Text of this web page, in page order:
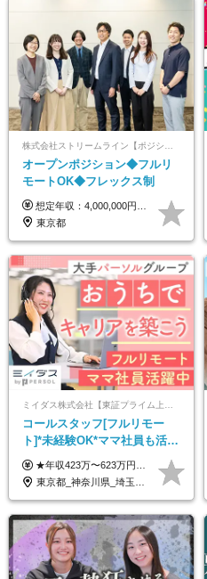
オープンポジション◆フルリ
モートOK◆フレックス制
想定年収：4,000,000円 ～ 8,000,000円 月給：288,000円 ～ 570,000円 ※ご経験・能力に応じて決定いたします。 ※上記額にはみなし残業代を含みます。 ※超過分は全額支給いたします。 ※みなし残業代 45,000円 ～ 89,050円／月 ※みなし残業時間 20時間／月 ※試用期間：3ヶ月（試用期間中の待遇に差異はありません） 【固定残業代について】 固定残業20時間分（45,000円～89,050円）を含む ※超過分は別途全額支給
東京都
コールスタッフ[フルリモー
ト]*未経験OK*ママ社員も活躍
中*ブランクOK*全国どこでも
働ける
★年収423万〜623万円のモデルあり（想定時間外手当10時間分含む） ★半年に一度ドカンと支給のボーナスあり（半年に1度最大150万円） 月給25万円〜＋各種手当＋インセンティブ ＊リモートワーク手当（4000円/月） ＊リモートワーク一時金（1万5000円） ＊残業手当全額支給 ※経験・スキルにより月給を決定します ※試用期間：2ヵ月あり。期間中の雇用形態・給与・待遇に変更はありません 《頑張りはインセンティブとして還元！》 当社は5段階の評価制度を導入。 半期に1回の評価で最高ランク（5点）を獲得したメンバーには、 150万円のインセンティブを支給！ これが半年に一度のインセンティブとして支給されるため、 成果を出した分だけまとまった収入を得られる仕組みです。 【固定残業代について】 なし（残業代は、実際の労働時間に応じて別途全額支給）
東京都_神奈川県_埼玉県_千葉県_大阪府_愛知県_北海道_青森県_岩手県_宮城県_秋田県_山形県_福島県_茨城県_栃木県_群馬県_新潟県_山梨県_長野県_富山県_石川県_福井県_静岡県_岐阜県_三重県_兵庫県_京都府_滋賀県_奈良県_和歌山県_広島県_岡山県_鳥取県_島根県_山口県_徳島県_香川県_愛媛県_高知県_福岡県_熊本県_佐賀県_長崎県_大分県_宮崎県_鹿児島県_沖縄県